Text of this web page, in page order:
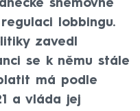
sněmovně
lobbingu.
zavedl
se k němu stále
má podle
a vláda jej